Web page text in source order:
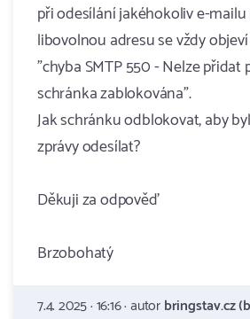
při odesílání jakéhokoliv e-mailu
libovolnou adresu se vždy
"chyba SMTP 550 - Nelze přidat
schránka zablokována".
Jak schránku odblokovat, aby
zprávy odesílat?
Děkuji za odpověď
Brzobohatý
7.4. 2025 · 16:16 · autorbringstav.cz